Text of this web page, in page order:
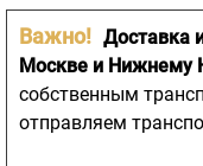
Важно! Доставка
Москве и Нижнему
собственным
отправляем